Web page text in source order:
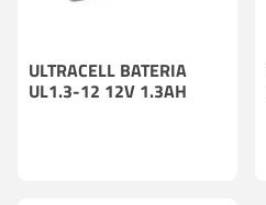
ULTRACELL BATERIA
UL1.3-12 12V 1.3AH